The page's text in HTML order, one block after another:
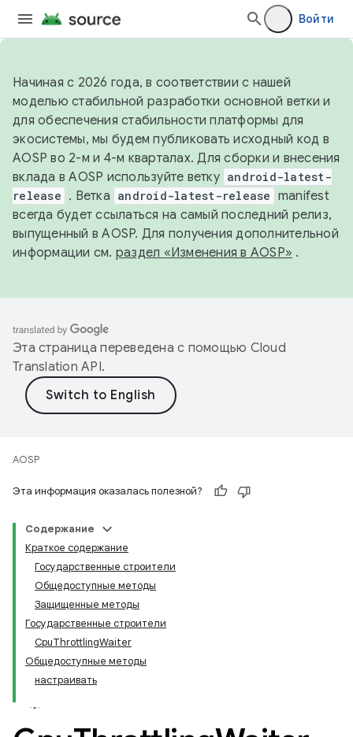
Войти
Начиная с 2026 года, в соответствии с нашей
моделью стабильной разработки основной ветки и
для обеспечения стабильности платформы для
экосистемы, мы будем публиковать исходный код в
AOSP во 2-м и 4-м кварталах. Для сборки и внесения
вклада в AOSP используйте ветку android-latest-
release . Ветка android-latest-release manifest
всегда будет ссылаться на самый последний релиз,
выпущенный в AOSP. Для получения дополнительной
информации см. раздел «Изменения в AOSP» .
Эта страница переведена с помощью Cloud
Translation API.
AOSP
Эта информация оказалась полезной?
Содержание
Краткое содержание
Государственные строители
Общедоступные методы
Защищенные методы
Государственные строители
CpuThrottlingWaiter
Общедоступные методы
настраивать